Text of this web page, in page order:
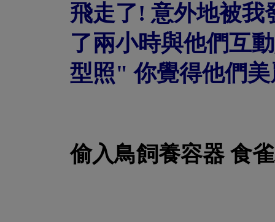
飛走了! 意外地被我
了兩小時與他們互
型照" 你覺得他們
偷入鳥飼養容器 食